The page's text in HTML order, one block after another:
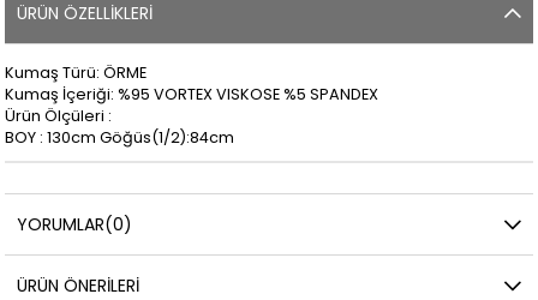
ÜRÜN ÖZELLIKLERI
Kumaş Türü: ÖRME
Kumaş İçeriği: %95 VORTEX VISKOSE %5 SPANDEX
Ürün Ölçüleri :
BOY : 130cm Göğüs(1/2):84cm
YORUMLAR(0)
ÜRÜN ÖNERILERI